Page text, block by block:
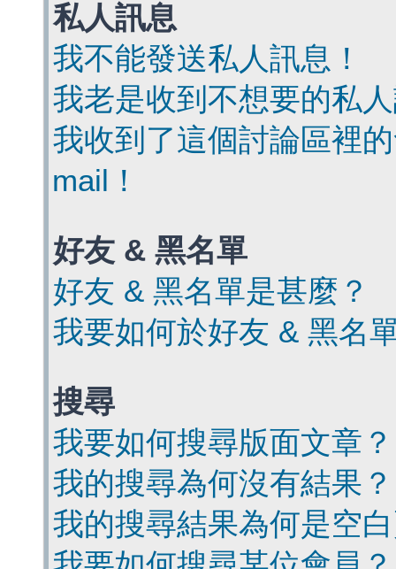
私人訊息
我不能發送私人訊息！
我老是收到不想要的私
我收到了這個討論區裡
mail！
好友 & 黑名單
好友 & 黑名單是甚麼？
我要如何於好友 & 黑名
搜尋
我要如何搜尋版面文章？
我的搜尋為何沒有結果？
我的搜尋結果為何是空